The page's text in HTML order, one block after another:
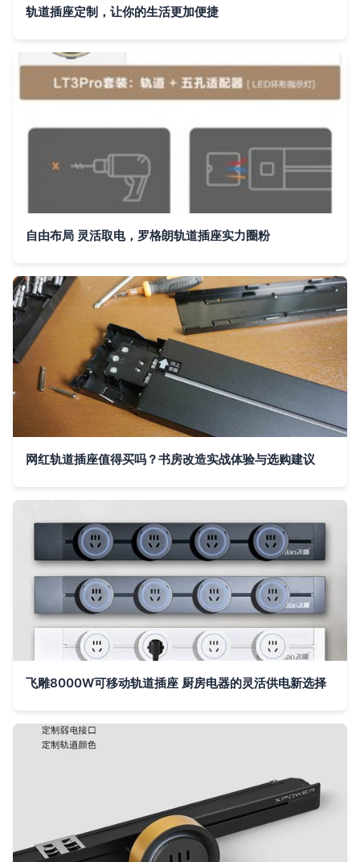
轨道插座定制，让你的生活更加便捷
自由布局 灵活取电，罗格朗轨道插座实力圈粉
网红轨道插座值得买吗？书房改造实战体验与选购建议
飞雕8000W可移动轨道插座 厨房电器的灵活供电新选择